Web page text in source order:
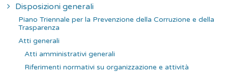
Disposizioni generali
Piano Triennale per la Prevenzione della Corruzione e della
Trasparenza
Atti generali
Atti amministrativi generali
Riferimenti normativi su organizzazione e attività